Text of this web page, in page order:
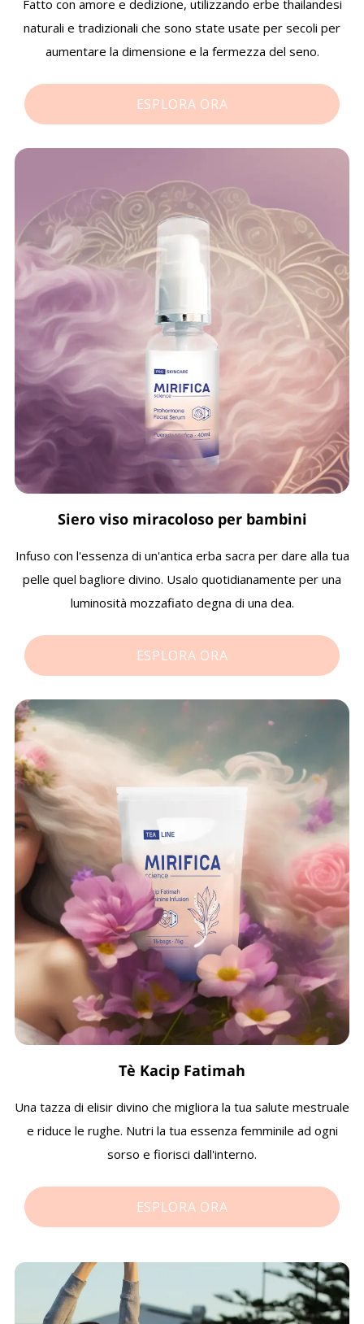
Fatto con amore e dedizione, utilizzando erbe thailandesi
naturali e tradizionali che sono state usate per secoli per
aumentare la dimensione e la fermezza del seno.
ESPLORA ORA
Siero viso miracoloso per bambini
Infuso con l'essenza di un'antica erba sacra per dare alla tua
pelle quel bagliore divino. Usalo quotidianamente per una
luminosità mozzafiato degna di una dea.
ESPLORA ORA
Tè Kacip Fatimah
Una tazza di elisir divino che migliora la tua salute mestruale
e riduce le rughe. Nutri la tua essenza femminile ad ogni
sorso e fiorisci dall'interno.
ESPLORA ORA